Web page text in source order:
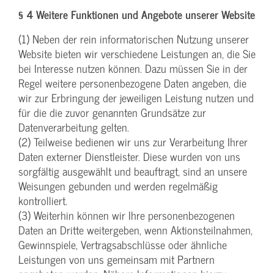
§ 4 Weitere Funktionen und Angebote unserer Website
(1) Neben der rein informatorischen Nutzung unserer
Website bieten wir verschiedene Leistungen an, die Sie
bei Interesse nutzen können. Dazu müssen Sie in der
Regel weitere personenbezogene Daten angeben, die
wir zur Erbringung der jeweiligen Leistung nutzen und
für die die zuvor genannten Grundsätze zur
Datenverarbeitung gelten.
(2) Teilweise bedienen wir uns zur Verarbeitung Ihrer
Daten externer Dienstleister. Diese wurden von uns
sorgfältig ausgewählt und beauftragt, sind an unsere
Weisungen gebunden und werden regelmäßig
kontrolliert.
(3) Weiterhin können wir Ihre personenbezogenen
Daten an Dritte weitergeben, wenn Aktionsteilnahmen,
Gewinnspiele, Vertragsabschlüsse oder ähnliche
Leistungen von uns gemeinsam mit Partnern